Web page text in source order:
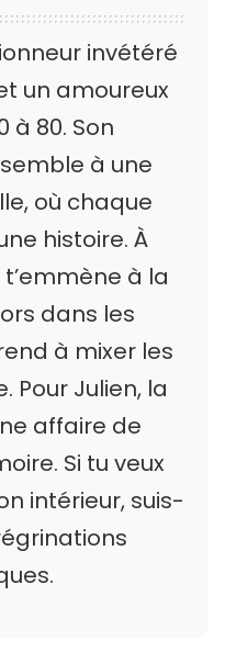
invétéré
un amoureux
à 80. Son
à une
où chaque
histoire. À
à la
dans les
à mixer les
Pour Julien, la
affaire de
Si tu veux
intérieur, suis-